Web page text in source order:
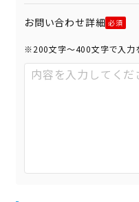
お問い合わせ詳細
※200文字〜400文字で入力